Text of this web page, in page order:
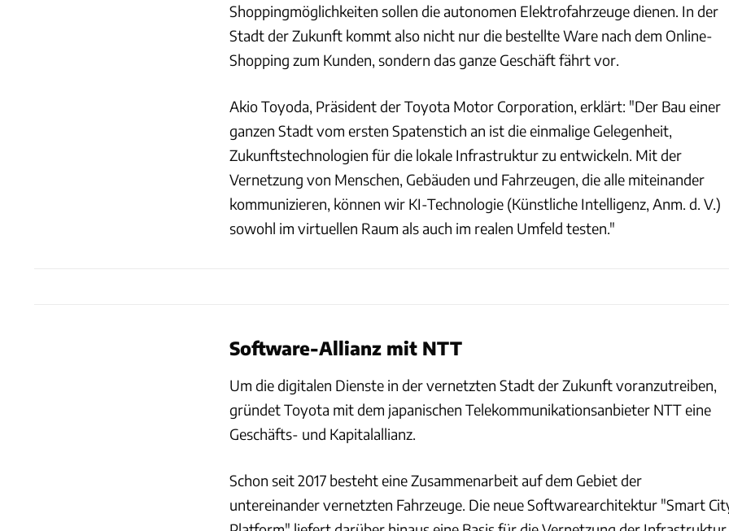
Shoppingmöglichkeiten sollen die autonomen Elektrofahrzeuge dienen. In der
Stadt der Zukunft kommt also nicht nur die bestellte Ware nach dem Online-
Shopping zum Kunden, sondern das ganze Geschäft fährt vor.
Akio Toyoda, Präsident der Toyota Motor Corporation, erklärt: "Der Bau einer
ganzen Stadt vom ersten Spatenstich an ist die einmalige Gelegenheit,
Zukunftstechnologien für die lokale Infrastruktur zu entwickeln. Mit der
Vernetzung von Menschen, Gebäuden und Fahrzeugen, die alle miteinander
kommunizieren, können wir KI-Technologie (Künstliche Intelligenz, Anm. d. V.)
sowohl im virtuellen Raum als auch im realen Umfeld testen."
Software-Allianz mit NTT
Um die digitalen Dienste in der vernetzten Stadt der Zukunft voranzutreiben,
gründet Toyota mit dem japanischen Telekommunikationsanbieter NTT eine
Geschäfts- und Kapitalallianz.
Schon seit 2017 besteht eine Zusammenarbeit auf dem Gebiet der
untereinander vernetzten Fahrzeuge. Die neue Softwarearchitektur "Smart